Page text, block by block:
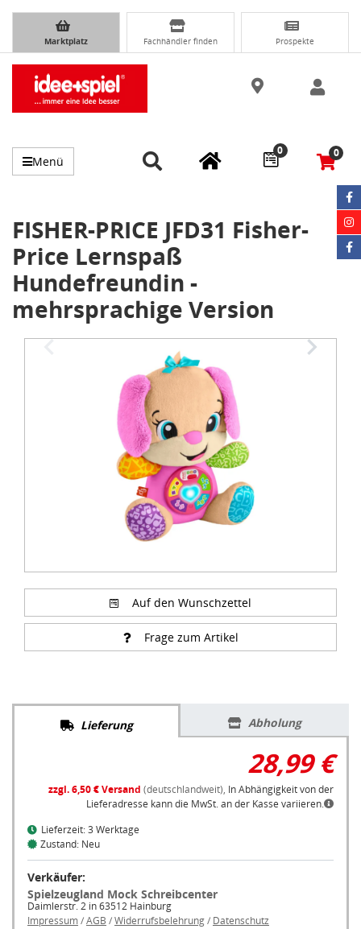
Marktplatz Fachhändler finden Prospekte
Menü
0 0
FISHER-PRICE JFD31 Fisher-
Price Lernspaß
Hundefreundin -
mehrsprachige Version
Auf den Wunschzettel
Frage zum Artikel
Lieferung Abholung
28,99 €
zzgl. 6,50 € Versand (deutschlandweit), In Abhängigkeit von der
Lieferadresse kann die MwSt. an der Kasse variieren.
Lieferzeit: 3 Werktage
Zustand: Neu
Verkäufer:
Spielzeugland Mock Schreibcenter
Daimlerstr. 2 in 63512 Hainburg
Impressum/AGB /Widerrufsbelehrung/ Datenschutz